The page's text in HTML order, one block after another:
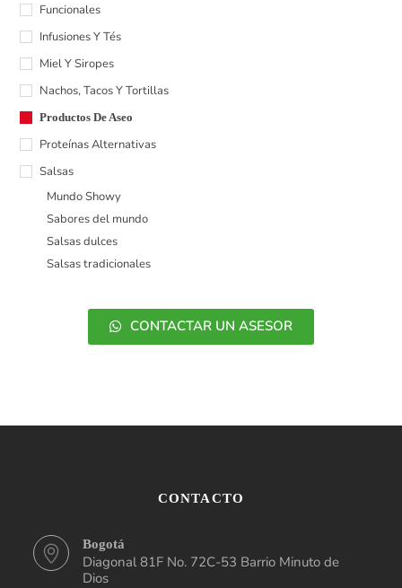
Funcionales
Infusiones Y Tés
Miel Y Siropes
Nachos, Tacos Y Tortillas
Productos De Aseo
Proteínas Alternativas
Salsas
Mundo Showy
Sabores del mundo
Salsas dulces
Salsas tradicionales
CONTACTAR UN ASESOR
CONTACTO
Bogotá
Diagonal 81F No. 72C-53 Barrio Minuto de
Dios